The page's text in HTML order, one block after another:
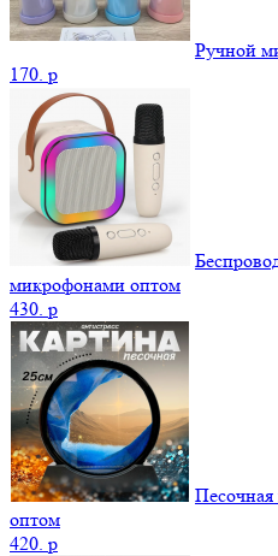
Ручной
170. p
микрофонами оптом
430. p
Песочная
оптом
420. p